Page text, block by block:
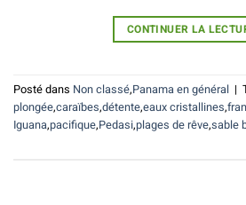
CONTINUER LA
Posté dans Non classé,Panama en général |
plongée,caraïbes,détente,eaux cristallines,
Iguana,pacifique,Pedasi,plages de rêve,sable